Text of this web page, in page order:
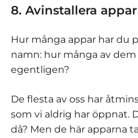
8. Avinstallera
Hur många appar har du
namn: hur många av
egentligen?
De flesta av oss har
som vi aldrig har öppnat.
då? Men de här apparna